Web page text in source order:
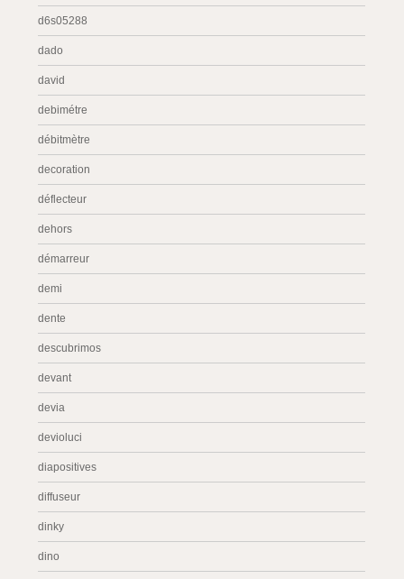
d6s05288
dado
david
debimétre
débitmètre
decoration
déflecteur
dehors
démarreur
demi
dente
descubrimos
devant
devia
devioluci
diapositives
diffuseur
dinky
dino